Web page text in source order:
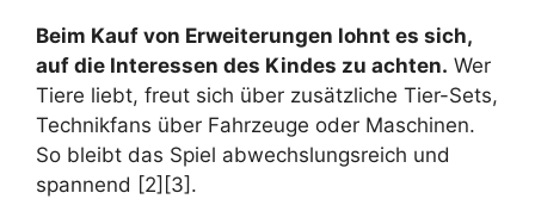
Beim Kauf von Erweiterungen lohnt es sich,
auf die Interessen des Kindes zu achten. Wer
Tiere liebt, freut sich über zusätzliche Tier-Sets,
Technikfans über Fahrzeuge oder Maschinen.
So bleibt das Spiel abwechslungsreich und
spannend [2][3].